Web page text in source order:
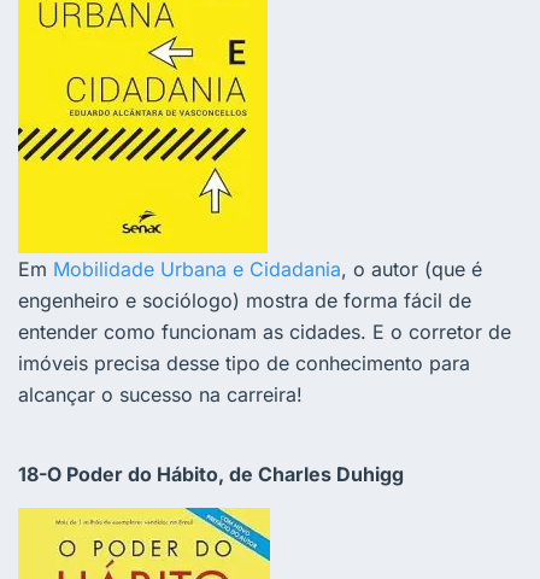
Em Mobilidade Urbana e Cidadania, o autor (que é
engenheiro e sociólogo) mostra de forma fácil de
entender como funcionam as cidades. E o corretor de
imóveis precisa desse tipo de conhecimento para
alcançar o sucesso na carreira!
18-O Poder do Hábito, de Charles Duhigg